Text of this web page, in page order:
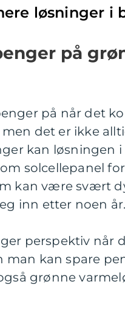
løsninger i
på
på når det
det er ikke
kan løsningen
solcellepanel
kan være svært
inn etter noen år.
perspektiv når
kan spare
grønne